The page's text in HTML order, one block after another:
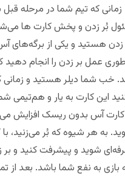
زمانی که تیم شما در مرحله
بُر زدن و پخش کارت ها
هستید و یکی از برگه‌های
عمل بر زدن را انجام دهید
خب شما دیلر هستید و زمانی
این کارت به یار و هم‌تیمی
کارت آس بدون ریسک افزایش
به هر شیوه که بُر می‌زنید،
شوید و پیشرفت کنید و بر
به نفع شما باشد. بعد از